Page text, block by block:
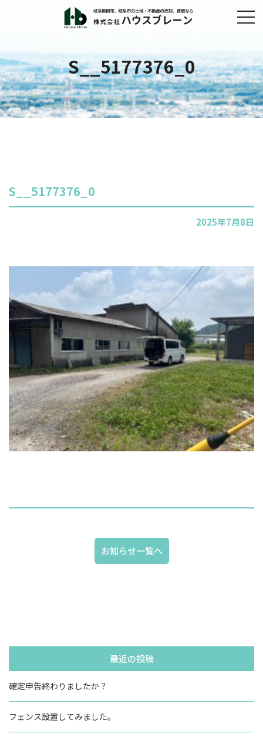
S__5177376_0
S__5177376_0
2025年7月8日
お知らせ一覧へ
最近の投稿
確定申告終わりましたか？
フェンス設置してみました。